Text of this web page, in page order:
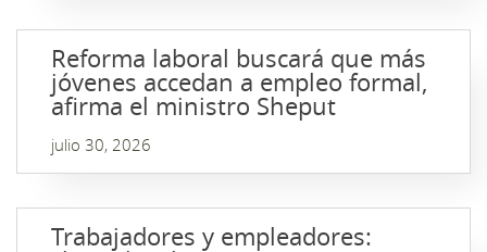
Reforma laboral buscará que más
jóvenes accedan a empleo formal,
afirma el ministro Sheput
julio 30, 2026
Trabajadores y empleadores: